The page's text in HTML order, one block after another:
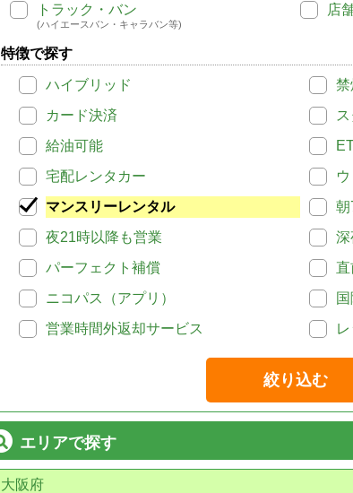
トラック・バン
(ハイエースバン・キャラバン等)
店
特徴で探す
ハイブリッド
禁
カード決済
給油可能
宅配レンタカー
マンスリーレンタル
朝
夜21時以降も営業
深
パーフェクト補償
ニコパス（アプリ）
営業時間外返却サービス
絞り込む
エリアで探す
大阪府